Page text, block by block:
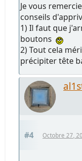
Je vous
conseils
1) Il faut que
boutons
2) Tout cela
précipiter tête
#4 Octobre 27,